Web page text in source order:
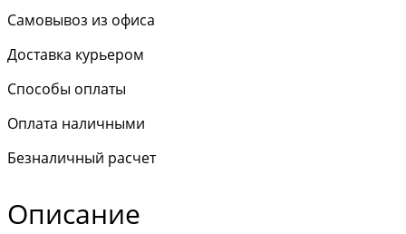
Самовывоз из офиса
Доставка курьером
Способы оплаты
Оплата наличными
Безналичный расчет
Описание